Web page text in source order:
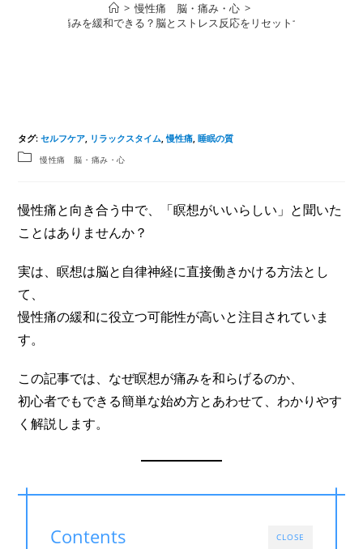
> 慢性痛 脳・痛み・心 >
瞑想で痛みを緩和できる？脳とストレス反応をリセットする方法
タグ:セルフケア, リラックスタイム, 慢性痛, 睡眠の質
慢性痛 脳・痛み・心
慢性痛と向き合う中で、「瞑想がいいらしい」と聞いた
ことはありませんか？
実は、瞑想は脳と自律神経に直接働きかける方法とし
て、
慢性痛の緩和に役立つ可能性が高いと注目されていま
す。
この記事では、なぜ瞑想が痛みを和らげるのか、
初心者でもできる簡単な始め方とあわせて、わかりやす
く解説します。
CLOSE
Contents